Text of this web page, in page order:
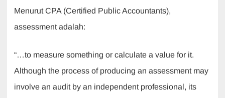
Menurut CPA (Certified Public Accountants),
assessment adalah:
“…to measure something or calculate a value for it.
Although the process of producing an assessment may
involve an audit by an independent professional, its